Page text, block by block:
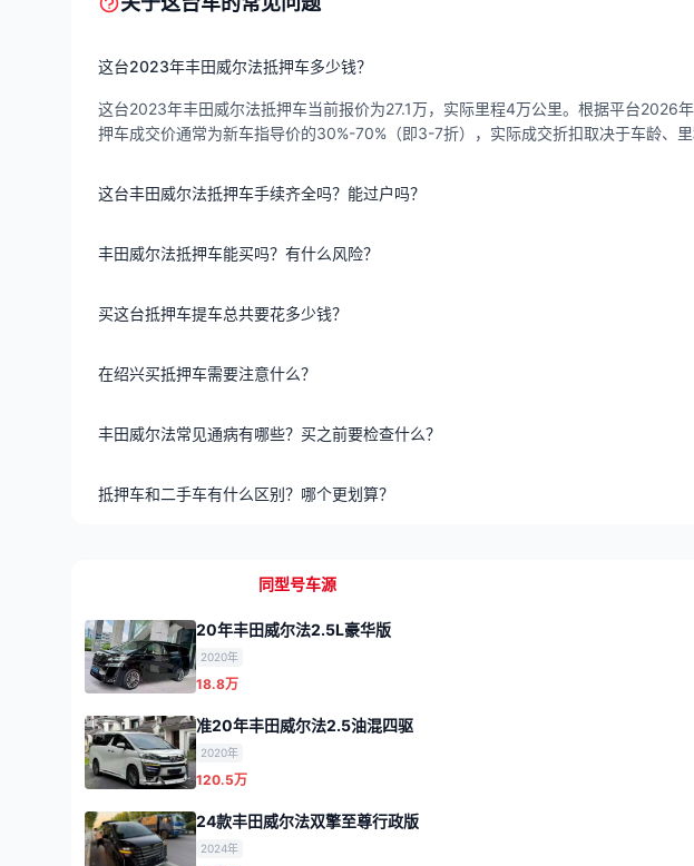
这台2023年丰田威尔法抵押车多少钱？
这台2023年丰田威尔法抵押车当前报价为27.1万，实际里程4万公里。根据平台
押车成交价通常为新车指导价的30%-70%（即3-7折），实际成交折扣取决于车龄、里
这台丰田威尔法抵押车手续齐全吗？能过户吗？
丰田威尔法抵押车能买吗？有什么风险？
买这台抵押车提车总共要花多少钱？
在绍兴买抵押车需要注意什么？
丰田威尔法常见通病有哪些？买之前要检查什么？
抵押车和二手车有什么区别？哪个更划算？
同型号车源
20年丰田威尔法2.5L豪华版
2020年
18.8万
准20年丰田威尔法2.5油混四驱
2020年
120.5万
24款丰田威尔法双擎至尊行政版
2024年